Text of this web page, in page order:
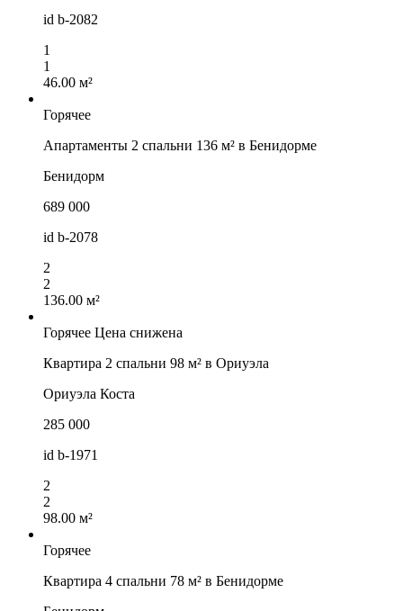
id b-2082
1
1
46.00 м²
Горячее
Апартаменты 2 спальни 136 м² в Бенидорме
Бенидорм
689 000
id b-2078
2
2
136.00 м²
Горячее Цена снижена
Квартира 2 спальни 98 м² в Ориуэла
Ориуэла Коста
285 000
id b-1971
2
2
98.00 м²
Горячее
Квартира 4 спальни 78 м² в Бенидорме